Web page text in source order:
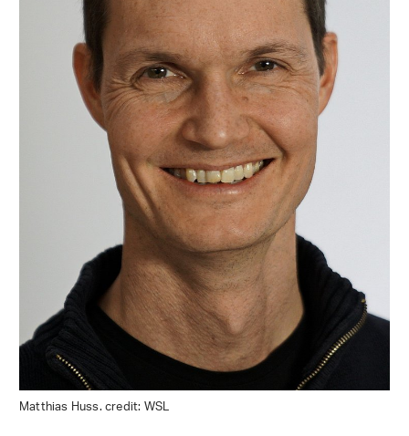
Matthias Huss. credit: WSL